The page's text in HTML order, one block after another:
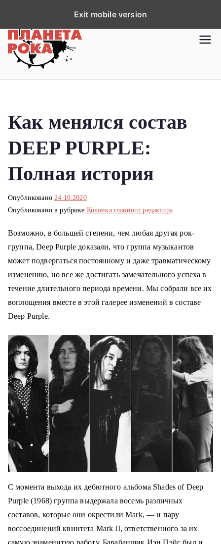
Как менялся состав
DEEP PURPLE:
Полная история
Опубликовано24.10.2020
Опубликовано в рубрике Колонка главного редактора
Возможно, в большей степени, чем любая другая рок-
группа, Deep Purple доказали, что группа музыкантов
может подвергаться постоянному и даже травматическому
изменению, но все же достигать замечательного успеха в
течение длительного периода времени. Мы собрали все их
воплощения вместе в этой галерее изменений в составе
Deep Purple.
С момента выхода их дебютного альбома Shades of Deep
Purple (1968) группа выдержала восемь различных
составов, которые они окрестили Mark, — и пару
воссоединений квинтета Mark II, ответственного за их
самую знаменитую работу. Барабанщик Иэн Пэйс был и
Exit mobile version